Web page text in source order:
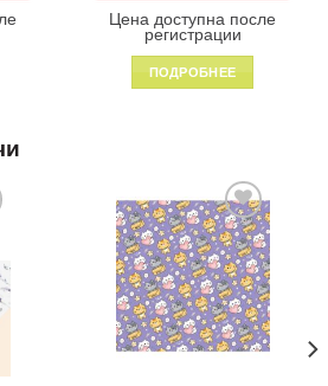
Цена доступна после
регистрации
ПОДРОБНЕЕ
Добавить
в список
желаний